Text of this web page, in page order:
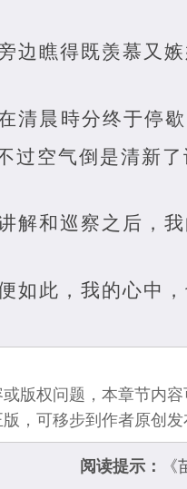
边瞧得既羡慕又
清晨時分终于停
过空气倒是清新
解和巡察之后，
如此，我的心中，
或版权问题，本章节内
，可移步到作者原创
阅读提示：